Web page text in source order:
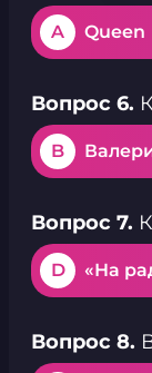
A Queen
Вопрос 6.
B
Вопрос 7.
D «На
Вопрос 8.